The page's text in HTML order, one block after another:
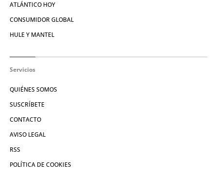
ATLÁNTICO HOY
CONSUMIDOR GLOBAL
HULE Y MANTEL
Servicios
QUIÉNES SOMOS
SUSCRÍBETE
CONTACTO
AVISO LEGAL
RSS
POLÍTICA DE COOKIES